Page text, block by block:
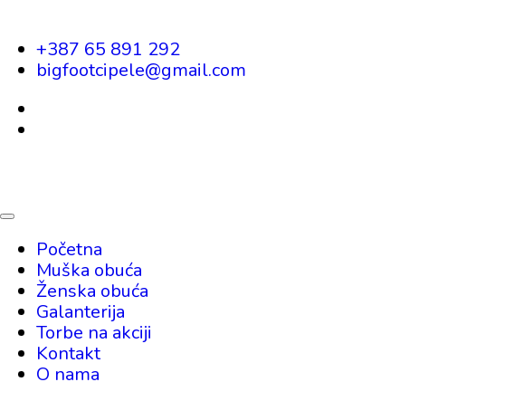
+387 65 891 292
bigfootcipele@gmail.com
Početna
Muška obuća
Ženska obuća
Galanterija
Torbe na akciji
Kontakt
O nama